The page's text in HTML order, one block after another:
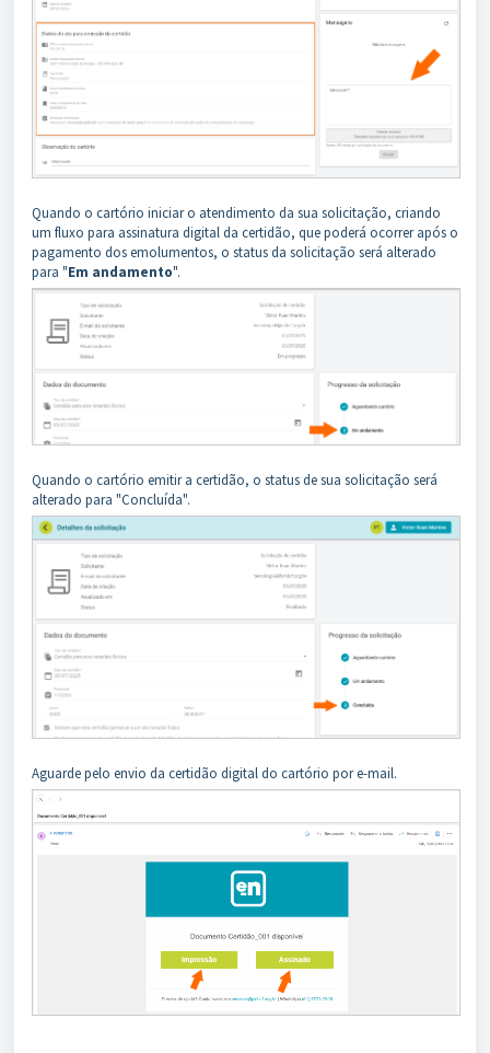
Quando o cartório iniciar o atendimento da sua solicitação, criando
um fluxo para assinatura digital da certidão, que poderá ocorrer após o
pagamento dos emolumentos, o status da solicitação será alterado
para "Em andamento".
Quando o cartório emitir a certidão, o status de sua solicitação será
alterado para "Concluída".
Aguarde pelo envio da certidão digital do cartório por e-mail.